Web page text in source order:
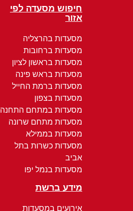
חיפוש מסעדה לפי
אזור
מסעדות בהרצליה
מסעדות ברחובות
מסעדות בראשון לציון
מסעדות בראש פינה
מסעדות ברמת החייל
מסעדות בצפון
מסעדות במתחם התחנה
מסעדות מתחם שרונה
מסעדות בממילא
מסעדות כשרות בתל
אביב
מסעדות בנמל יפו
מידע ברשת
אירועים במסעדות